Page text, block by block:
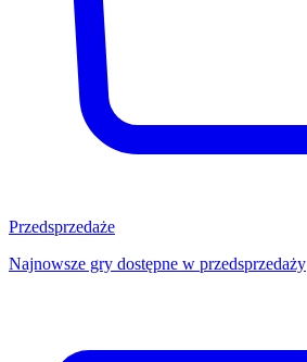
Przedsprzedaże
Najnowsze gry dostępne w przedsprzedaży